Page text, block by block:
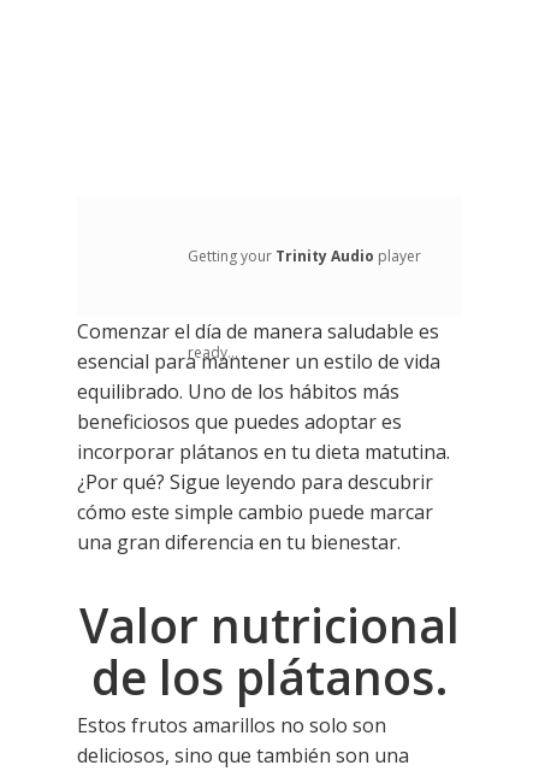
Getting your Trinity Audio player
ready...
Comenzar el día de manera saludable es
esencial para mantener un estilo de vida
equilibrado. Uno de los hábitos más
beneficiosos que puedes adoptar es
incorporar plátanos en tu dieta matutina.
¿Por qué? Sigue leyendo para descubrir
cómo este simple cambio puede marcar
una gran diferencia en tu bienestar.
Valor nutricional
de los plátanos.
Estos frutos amarillos no solo son
deliciosos, sino que también son una